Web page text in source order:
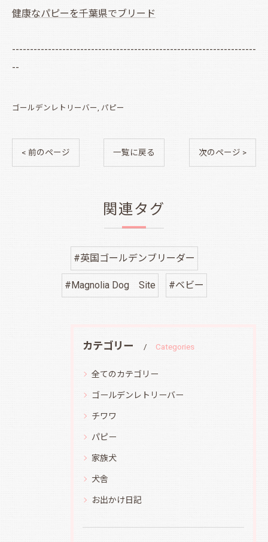
健康なパピーを千葉県でブリード
--------------------------------------------------------------------
--
ゴールデンレトリーバー パピー
< 前のページ 一覧に戻る 次のページ >
関連タグ
#英国ゴールデンブリーダー
#Magnolia Dog Site #ベビー
カテゴリー Categories
全てのカテゴリー
ゴールデンレトリーバー
チワワ
パピー
家族犬
犬舎
お出かけ日記